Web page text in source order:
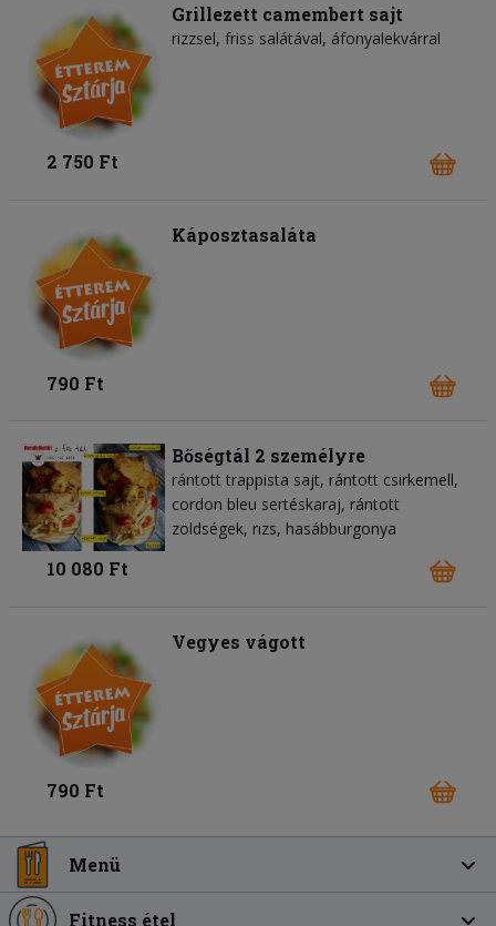
Grillezett camembert sajt
rizzsel, friss salátával, áfonyalekvárral
2 750 Ft
Káposztasaláta
790 Ft
Bőségtál 2 személyre
rántott trappista sajt, rántott csirkemell,
cordon bleu sertéskaraj, rántott
zöldségek, rizs, hasábburgonya
10 080 Ft
Vegyes vágott
790 Ft
Menü
Fitness étel